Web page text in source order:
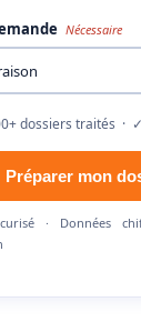
Nécessaire
dossiers traités ·
Préparer mon
· Données